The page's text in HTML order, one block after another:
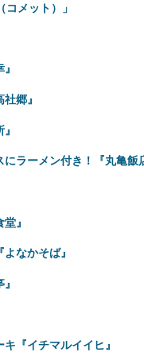
メット）」
郷』
にラーメン付き！『丸亀飯
』
なかそば』
『イチマルイイヒ』